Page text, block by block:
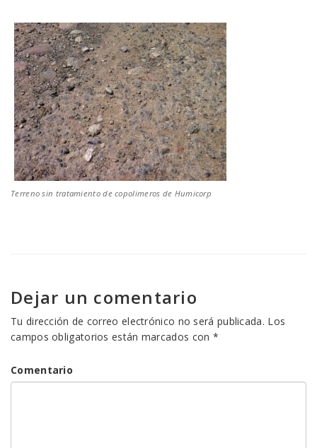
Terreno sin tratamiento de copolimeros de Humicorp
Dejar un comentario
Tu dirección de correo electrónico no será publicada. Los
campos obligatorios están marcados con *
Comentario